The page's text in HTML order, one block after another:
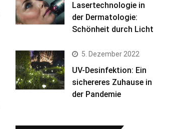
Lasertechnologie in
der Dermatologie:
Schönheit durch Licht
5. Dezember 2022
UV-Desinfektion: Ein
sichereres Zuhause in
der Pandemie